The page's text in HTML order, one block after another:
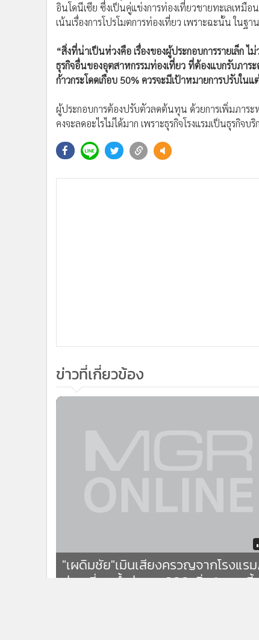
อินโดนีเซีย ซึ่งเป็นคู่แข่งการท่องเที่ยวชายทะเลเหมื
เน้นเรื่องการโปรโมตการท่องเที่ยว เพราะฉะนั้น ในฐ
“สิ่งที่น่าเป็นห่วงคือ เรื่องของผู้ประกอบการรายเล็ก
ธุรกิจอื่นของอุตสาหกรรมท่องเที่ยว ที่ต้องแบกรับภาร
ก้าวกระโดดเกือบ 50% ควรจะมีเป้าหมายการปรับใน
ผู้ประกอบการต้องปรับตัวลดต้นทุน ด้วยการเพิ่มภาร
คงจะลดอะไรไม่ได้มาก เพราะธุรกิจโรงแรมเป็นธุรกิจ
ข่าวที่เกี่ยวข้อง
"เผดิมชัย"เมินเสียงครวญจากโรงแร
ท่องเที่ยว ย้ำค่าแรง 300 เริ่ม 1 เม.ย.นี้